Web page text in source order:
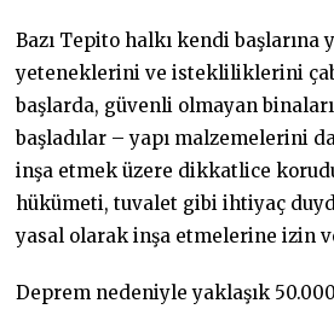
Bazı Tepito halkı kendi başlarına
yeteneklerini ve istekliliklerini
başlarda, güvenli olmayan
başladılar – yapı malzemelerini
inşa etmek üzere dikkatlice
hükümeti, tuvalet gibi ihtiyaç
yasal olarak inşa etmelerine izin
Deprem nedeniyle yaklaşık